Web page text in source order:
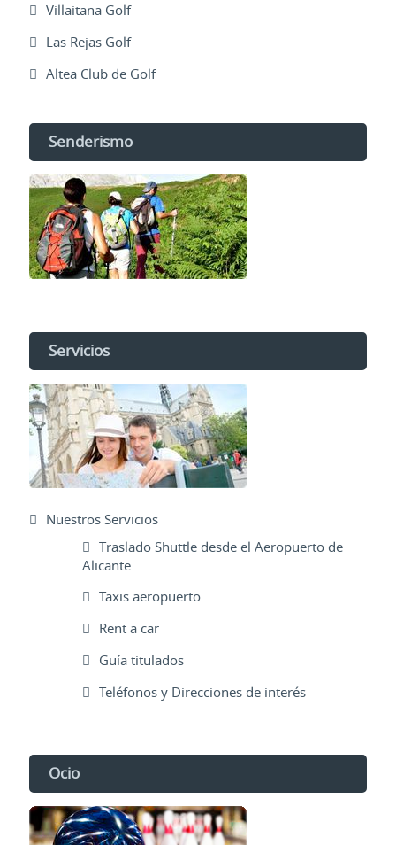
Villaitana Golf
Las Rejas Golf
Altea Club de Golf
Senderismo
Servicios
Nuestros Servicios
Traslado Shuttle desde el Aeropuerto de
Alicante
Taxis aeropuerto
Rent a car
Guía titulados
Teléfonos y Direcciones de interés
Ocio